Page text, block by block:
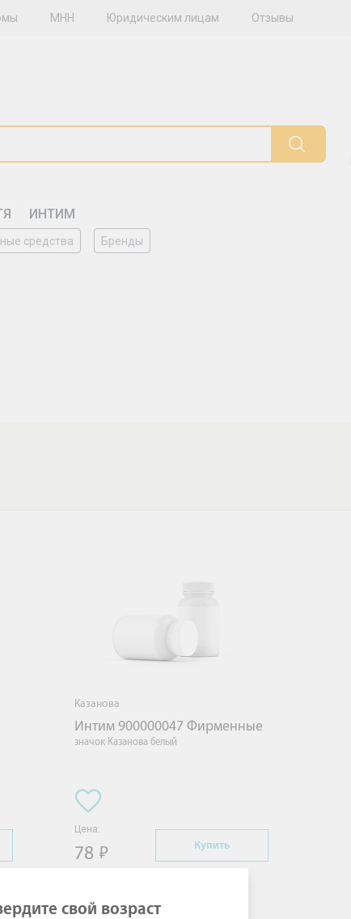
МНН Юридическим лицам Отзывы
ИНТИМ
средства Бренды
Казанова
Интим 900000047 Фирменные
значок Казанова белый
Цена:
78 Купить
свой возраст